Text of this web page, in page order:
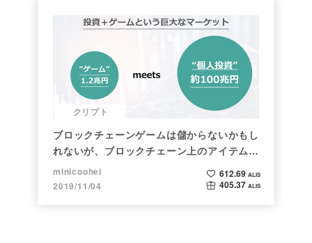
クリプト
ブロックチェーンゲームは儲からないかもし
れないが、ブロックチェーン上のアイテムは
新しい形の投資になる。(読了:５分)
minicoohei
2019/11/04
612.69 ALIS
405.37 ALIS